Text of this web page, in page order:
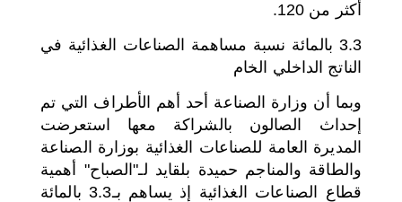
أكثر من 120.
3.3 بالمائة نسبة مساهمة الصناعات الغذائية في
الناتج الداخلي الخام
وبما أن وزارة الصناعة أحد أهم الأطراف التي تم
إحداث الصالون بالشراكة معها استعرضت
المديرة العامة للصناعات الغذائية بوزارة الصناعة
والطاقة والمناجم حميدة بلقايد لـ"الصباح" أهمية
قطاع الصناعات الغذائية إذ يساهم بـ3.3 بالمائة